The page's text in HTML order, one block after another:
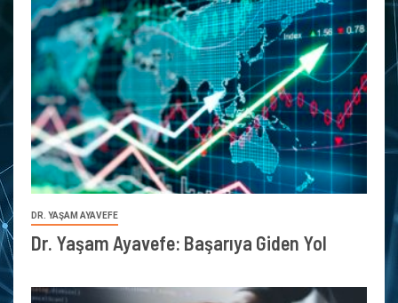
DR. YAŞAM AYAVEFE
Dr. Yaşam Ayavefe: Başarıya Giden Yol